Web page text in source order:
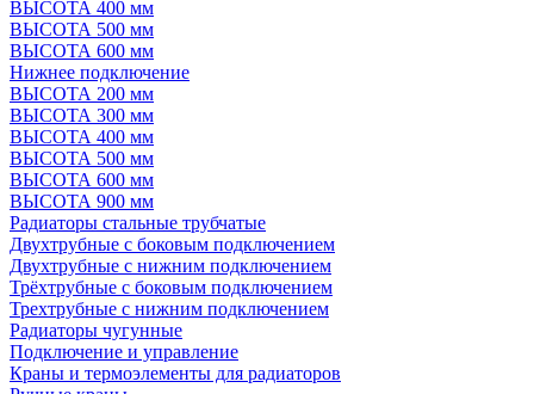
ВЫСОТА 400 мм
ВЫСОТА 500 мм
ВЫСОТА 600 мм
Нижнее подключение
ВЫСОТА 200 мм
ВЫСОТА 300 мм
ВЫСОТА 400 мм
ВЫСОТА 500 мм
ВЫСОТА 600 мм
ВЫСОТА 900 мм
Радиаторы стальные трубчатые
Двухтрубные с боковым подключением
Двухтрубные с нижним подключением
Трёхтрубные с боковым подключением
Трехтрубные с нижним подключением
Радиаторы чугунные
Подключение и управление
Краны и термоэлементы для радиаторов